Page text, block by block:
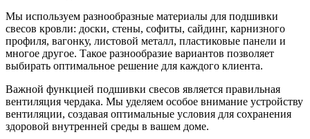
Мы используем разнообразные материалы для подшивки
свесов кровли: доски, стены, софиты, сайдинг, карнизного
профиля, вагонку, листовой металл, пластиковые панели и
многое другое. Такое разнообразие вариантов позволяет
выбирать оптимальное решение для каждого клиента.
Важной функцией подшивки свесов является правильная
вентиляция чердака. Мы уделяем особое внимание устройству
вентиляции, создавая оптимальные условия для сохранения
здоровой внутренней среды в вашем доме.